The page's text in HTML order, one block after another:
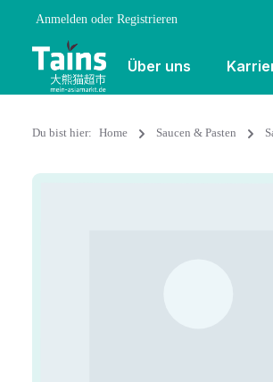
Anmelden oder Registrieren
Über uns
Du bist hier: Home Saucen & Pasten